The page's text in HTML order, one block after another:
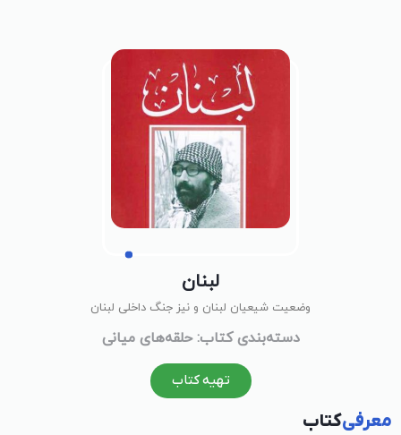
لبنان
وضعیت شیعیان لبنان و نیز جنگ داخلی لبنان
دسته‌بندی کتاب: حلقه‌های میانی
تهیه کتاب
معرفیکتاب